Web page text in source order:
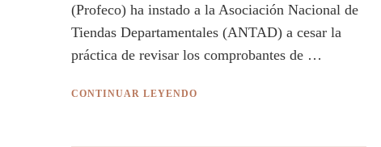
(Profeco) ha instado a la Asociación Nacional de
Tiendas Departamentales (ANTAD) a cesar la
práctica de revisar los comprobantes de …
CONTINUAR LEYENDO